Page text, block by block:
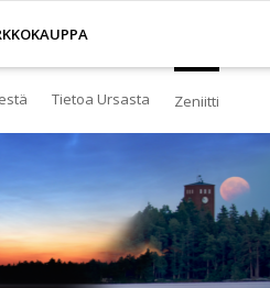
kysyttyä
Yleistä Ursasta
Hallinto
Talous
Tietoa Ursasta Zeniitti